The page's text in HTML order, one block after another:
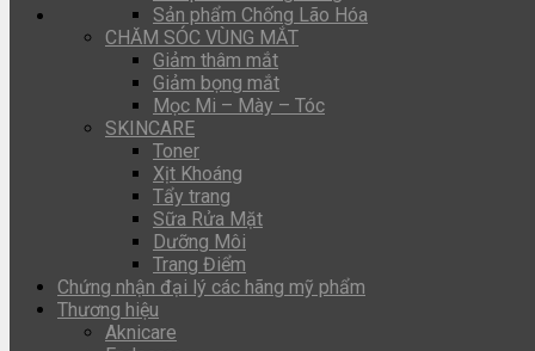
Sản phẩm Chống Lão Hóa
CHĂM SÓC VÙNG MẮT
Giảm thâm mắt
Giảm bọng mắt
Mọc Mi – Mày – Tóc
SKINCARE
Toner
Xịt Khoáng
Tẩy trang
Sữa Rửa Mặt
Dưỡng Môi
Trang Điểm
Chứng nhận đại lý các hãng mỹ phẩm
Thương hiệu
Aknicare